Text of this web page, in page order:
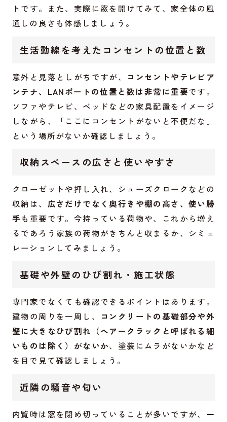
トです。また、実際に窓を開けてみて、家全体の風
通しの良さも体感しましょう。
生活動線を考えたコンセントの位置と数
意外と見落としがちですが、
コンセントやテレビア
ンテナ、LANポートの位置と数は非常に重要です。
ソファやテレビ、ベッドなどの家具配置をイメージ
しながら、「ここにコンセントがないと不便だな」
という場所がないか確認しましょう。
収納スペースの広さと使いやすさ
クローゼットや押し入れ、シューズクロークなどの
収納は、 広さだけでなく奥行きや棚の高さ、使い勝
手も重要です。今持っている荷物や、これから増え
るであろう家族の荷物がきちんと収まるか、シミュ
レーションしてみましょう。
基礎や外壁のひび割れ・施工状態
専門家でなくても確認できるポイントはあります。
建物の周りを一周し、
コンクリートの基礎部分や外
壁に大きなひび割れ（ヘアークラックと呼ばれる細
いものは除く）がないか、塗装にムラがないかなど
を目で見て確認しましょう。
近隣の騒音や匂い
内覧時は窓を閉め切っていることが多いですが、 一